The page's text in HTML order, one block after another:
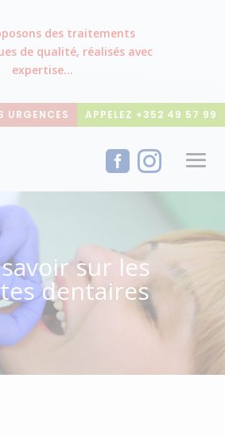
des traitements
de qualité, réalisés avec
expertise...
URGENCES APPELEZ +352 49 57 99


sur les
dentaires